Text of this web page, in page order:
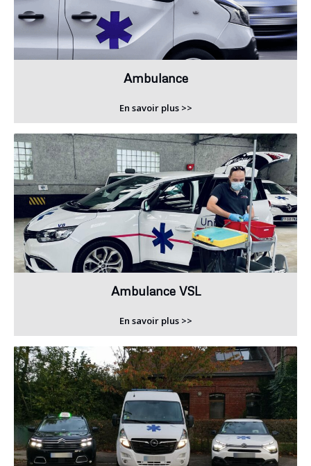
Ambulance
En savoir plus >>
Ambulance VSL
En savoir plus >>